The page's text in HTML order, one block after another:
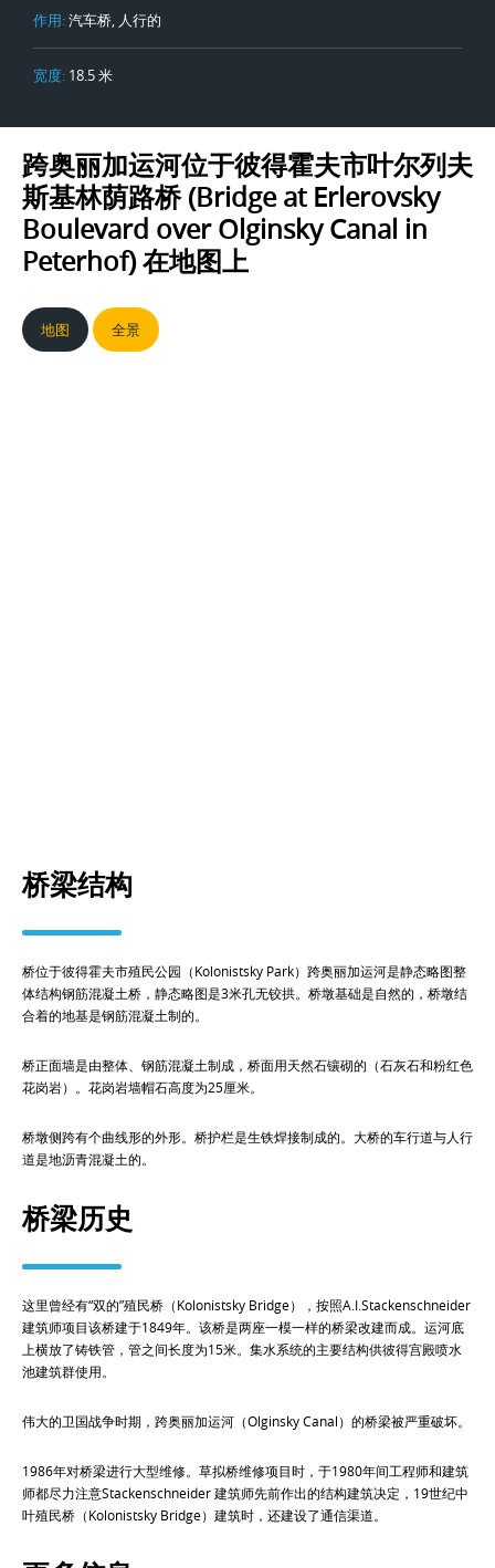
作用:汽车桥, 人行的
宽度: 18.5 米
跨奥丽加运河位于彼得霍夫市叶尔列夫
斯基林荫路桥 (Bridge at Erlerovsky
Boulevard over Olginsky Canal in
Peterhof)在地图上
地图 全景
桥梁结构
桥位于彼得霍夫市殖民公园（Kolonistsky Park）跨奥丽加运河是静态略图整
体结构钢筋混凝土桥，静态略图是3米孔无铰拱。桥墩基础是自然的，桥墩结
合着的地基是钢筋混凝土制的。
桥正面墙是由整体、钢筋混凝土制成，桥面用天然石镶砌的（石灰石和粉红色
花岗岩）。花岗岩墙帽石高度为25厘米。
桥墩侧跨有个曲线形的外形。桥护栏是生铁焊接制成的。大桥的车行道与人行
道是地沥青混凝土的。
桥梁历史
这里曾经有“双的”殖民桥（Kolonistsky Bridge），按照A.I.Stackenschneider
建筑师项目该桥建于1849年。该桥是两座一模一样的桥梁改建而成。运河底
上横放了铸铁管，管之间长度为15米。集水系统的主要结构供彼得宫殿喷水
池建筑群使用。
伟大的卫国战争时期，跨奥丽加运河（Olginsky Canal）的桥梁被严重破坏。
1986年对桥梁进行大型维修。草拟桥维修项目时，于1980年间工程师和建筑
师都尽力注意Stackenschneider 建筑师先前作出的结构建筑决定，19世纪中
叶殖民桥（Kolonistsky Bridge）建筑时，还建设了通信渠道。